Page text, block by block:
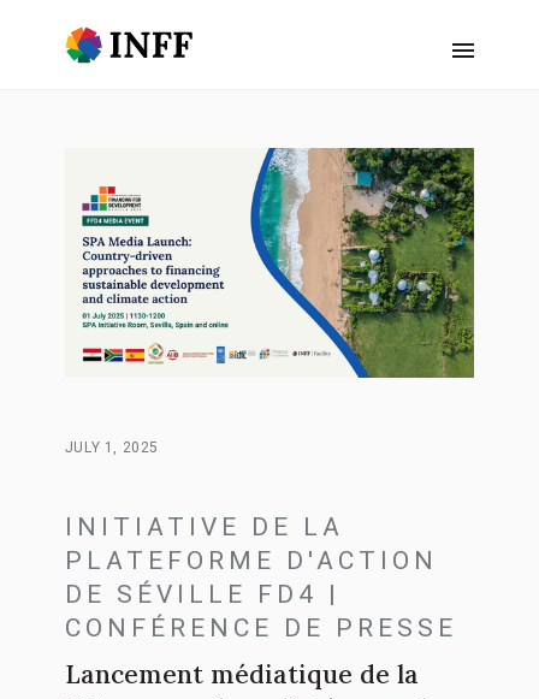
JULY 1, 2025
INITIATIVE DE LA
PLATEFORME D'ACTION
DE SÉVILLE FD4 |
CONFÉRENCE DE PRESSE
Lancement médiatique de la